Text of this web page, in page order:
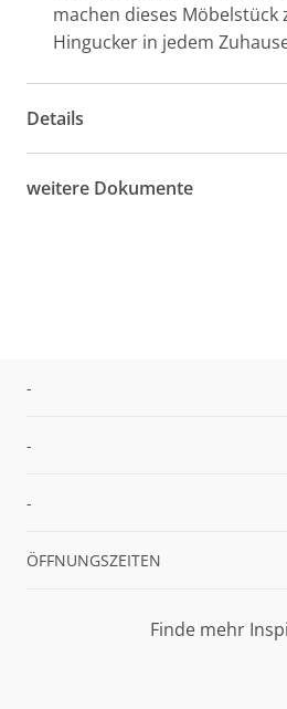
machen dieses Möbelstück
Hingucker in jedem
Details
weitere Dokumente
-
-
-
ÖFFNUNGSZEITEN
Finde mehr